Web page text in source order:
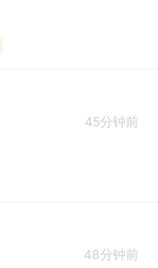
45分钟前
48分钟前